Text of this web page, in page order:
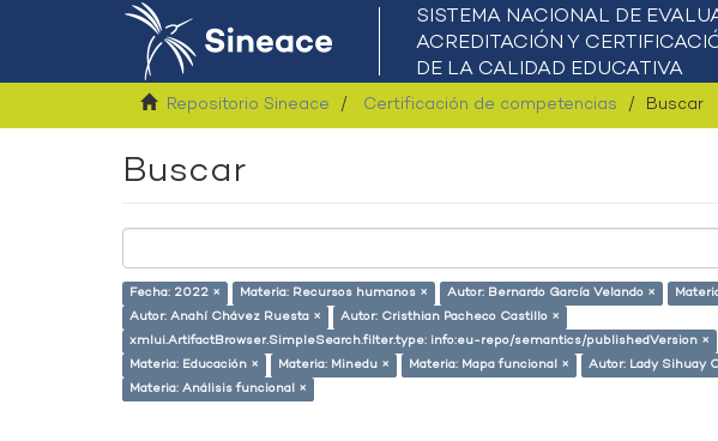
Repositorio Sineace Certificación de competencias Buscar
Buscar
Fecha: 2022 × Materia: Recursos humanos × Autor: Bernardo García Velando ×
Autor: Anahí Chávez Ruesta ×
Autor: Cristhian Pacheco Castillo ×
xmlui.ArtifactBrowser.SimpleSearch.filter.type: info:eu-repo/semantics/publishedVersion ×
Materia: Educación ×
Materia: Minedu × Materia: Mapa funcional × Autor: Lady Sihuay
Materia: Análisis funcional ×